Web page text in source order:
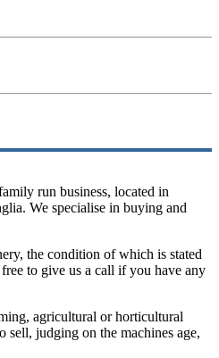
run business, located in
We specialise in buying and
the condition of which is stated
to give us a call if you have any
agricultural or horticultural
sell, judging on the machines age,